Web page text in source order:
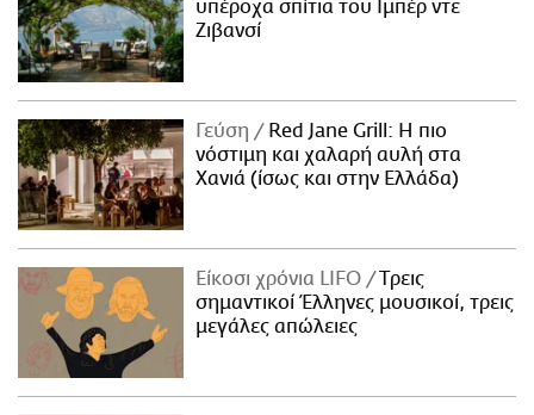
υπέροχα σπίτια του Ιμπέρ ντε
Ζιβανσί
Γεύση
Red Jane Grill: Η πιο
νόστιμη και χαλαρή αυλή στα
Χανιά (ίσως και στην Ελλάδα)
Είκοσι χρόνια LIFO
Tρεις
σημαντικοί Έλληνες μουσικοί, τρεις
μεγάλες απώλειες